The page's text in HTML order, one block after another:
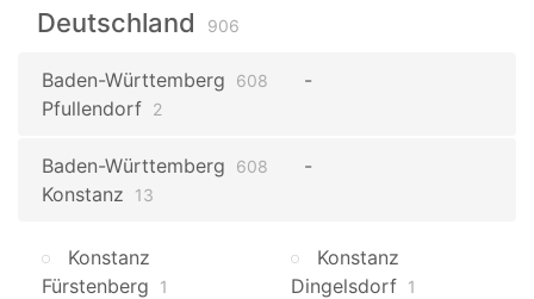
Deutschland 906
Baden-Württemberg 608
Pfullendorf 2
Baden-Württemberg 608
Konstanz 13
Konstanz
Fürstenberg
1
Konstanz
Dingelsdorf 1